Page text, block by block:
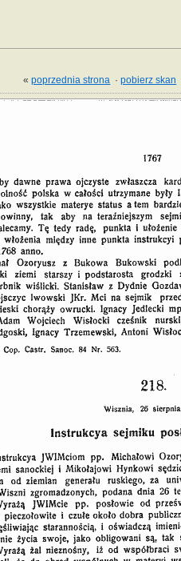
«poprzednia strona ·pobierz skan